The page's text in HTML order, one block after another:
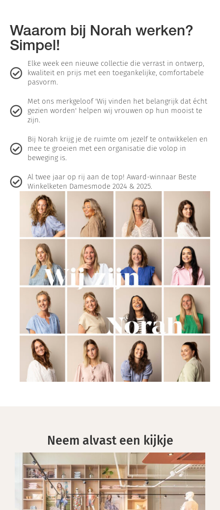
Waarom bij Norah werken?
Simpel!
Elke week een nieuwe collectie die verrast in ontwerp,
kwaliteit en prijs met een toegankelijke, comfortabele
pasvorm.
Met ons merkgeloof 'Wij vinden het belangrijk dat écht
gezien worden' helpen wij vrouwen op hun mooist te
zijn.
Bij Norah krijg je de ruimte om jezelf te ontwikkelen en
mee te groeien met een organisatie die volop in
beweging is.
Al twee jaar op rij aan de top! Award-winnaar Beste
Winkelketen Damesmode 2024 & 2025.
Neem alvast een kijkje